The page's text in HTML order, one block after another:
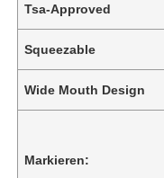
Tsa-Approved
Squeezable
Wide Mouth Design
Markieren: